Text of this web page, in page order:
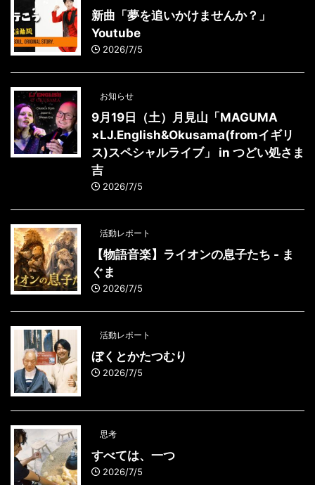
新曲「夢を追いかけませんか？」
Youtube
2026/7/5
お知らせ
9月19日（土）月見山「MAGUMA
×LJ.English&Okusama(fromイギリ
ス)スペシャルライブ」 in つどい処さま
吉
2026/7/5
活動レポート
【物語音楽】ライオンの息子たち - ま
ぐま
2026/7/5
活動レポート
ぼくとかたつむり
2026/7/5
思考
すべては、一つ
2026/7/5